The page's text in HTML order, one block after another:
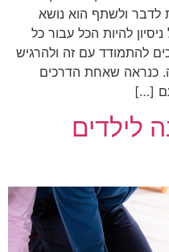
לדבר ולשתף הוא נושא
להיות הכל עבור כל
להתמודד עם זה ולהרגיש
כנראה שאחת הדרכים
עם […]
לילדים